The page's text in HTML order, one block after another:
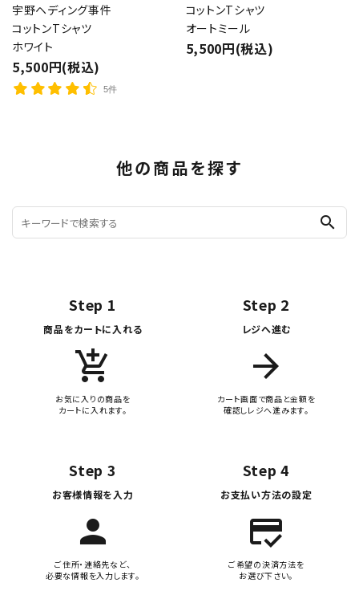
宇野ヘディング事件
コットンTシャツ
ホワイト
5,500円(税込)
5件
コットンTシャツ
オートミール
5,500円(税込)
他の商品を探す
search
Step 1
商品をカートに入れる
add_shopping_cart
お気に入りの商品を
カートに入れます。
Step 2
レジへ進む
arrow_forward
カート画面で商品と金額を
確認しレジへ進みます。
Step 3
お客様情報を入力
person
ご住所・連絡先など、
必要な情報を入力します。
Step 4
お支払い方法の設定
credit_score
ご希望の決済方法を
お選び下さい。